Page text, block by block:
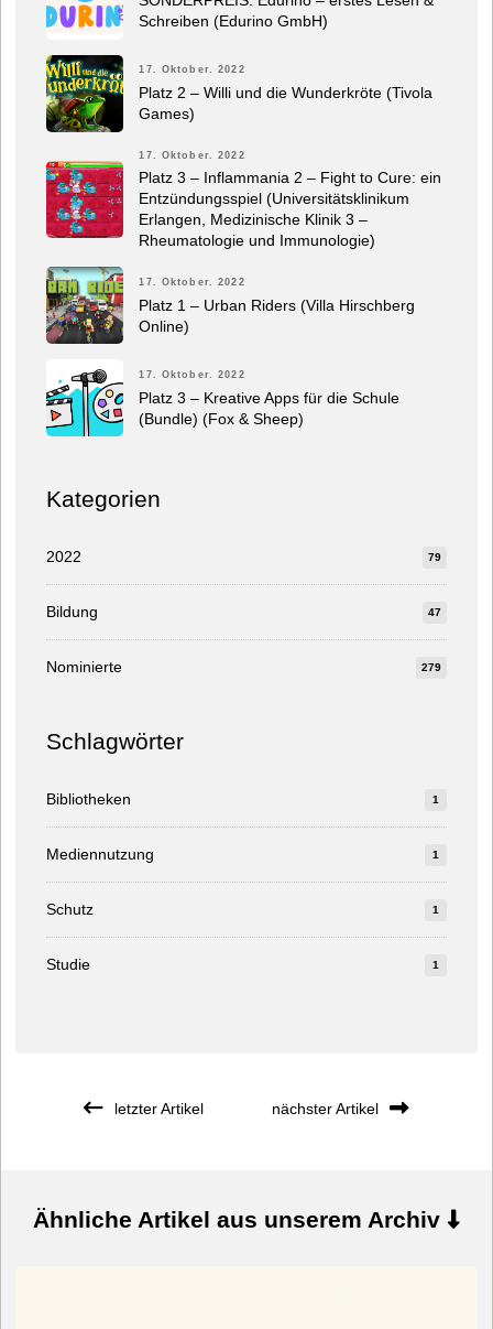
Schreiben (Edurino GmbH)
17. Oktober. 2022
Platz 2 – Willi und die Wunderkröte (Tivola
Games)
17. Oktober. 2022
Platz 3 – Inflammania 2 – Fight to Cure: ein
Entzündungsspiel (Universitätsklinikum
Erlangen, Medizinische Klinik 3 –
Rheumatologie und Immunologie)
17. Oktober. 2022
Platz 1 – Urban Riders (Villa Hirschberg
Online)
17. Oktober. 2022
Platz 3 – Kreative Apps für die Schule
(Bundle) (Fox & Sheep)
Kategorien
2022 79
Bildung 47
Nominierte 279
Schlagwörter
Bibliotheken 1
Mediennutzung 1
Schutz 1
Studie 1
letzter Artikel nächster Artikel
Ähnliche Artikel aus unserem Archiv